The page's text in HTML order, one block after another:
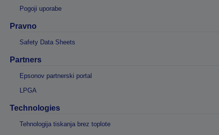
Pogoji uporabe
Pravno
Safety Data Sheets
Partners
Epsonov partnerski portal
LPGA
Technologies
Tehnologija tiskanja brez toplote